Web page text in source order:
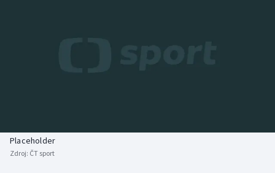
Biatlon
Aplikace ČT sport
Placeholder
Zdroj: ČT sport